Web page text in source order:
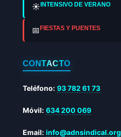
☀️INTENSIVO DE VERANO
📅FIESTAS Y PUENTES
CONTACTO
Teléfono: 93 782 61 73
Móvil: 634 200 069
Email: info@adnsindical.org